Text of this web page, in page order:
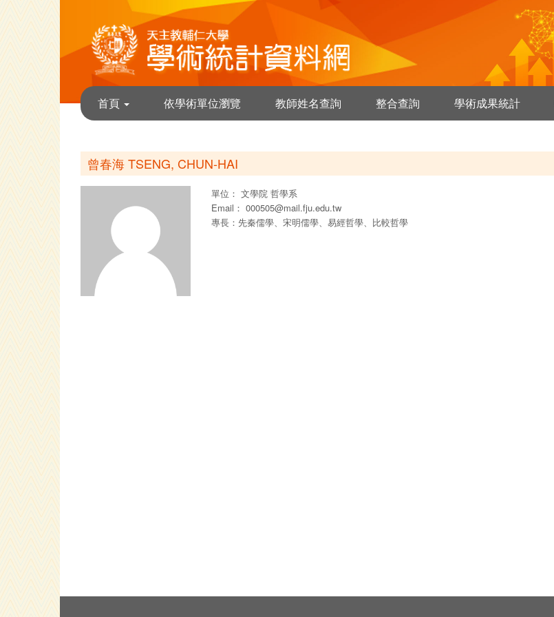
首頁 依學術單位瀏覽 教師姓名查詢 整合查詢 學術成果統計
曾春海 TSENG, CHUN-HAI
單位： 文學院 哲學系
Email： 000505@mail.fju.edu.tw
專長：先秦儒學、宋明儒學、易經哲學、比較哲學